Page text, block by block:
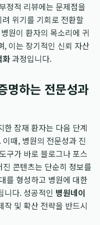
정적 리뷰에는 문제점을
위기를 기회로 전환할
원이 환자의 목소리에 귀
, 이는 장기적인 신뢰 자산
화과정입니다.
명하는 전문성과
한 잠재 환자는 다음 단계
때, 병원의 전문성과 진
구가 바로 블로그나 포스
콘텐츠는 단순히 정보를
를 형성하고 병원에 대한
니다. 성공적인 병원네이
작 및 확산 전략을 반드시